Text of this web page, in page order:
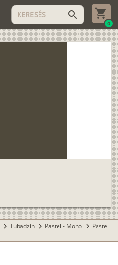
search
0
chevron_right Tubadzin chevron_right Pastel - Mono chevron_right Pastel